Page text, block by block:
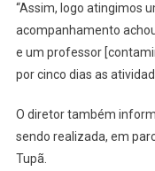
“Assim, logo atingimos
acompanhamento
e um professor
por cinco dias as
O diretor também
sendo realizada, em
Tupã.